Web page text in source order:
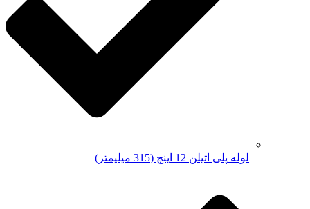
لوله پلی اتیلن 12 اینچ (315 میلیمتر)